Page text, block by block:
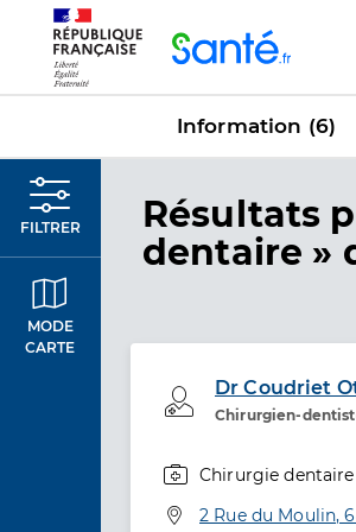
Information (6)
FILTRER
MODE
CARTE
Résultats
dentaire »
Dr Coudriet
Chirurgien-
Chirurgie dentaire
Adresse
2 Rue du Moulin,
Panneau de gestion des cookies